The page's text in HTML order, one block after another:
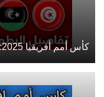
كأس أمم أفريقيا 2025: انطلاق المنافسات